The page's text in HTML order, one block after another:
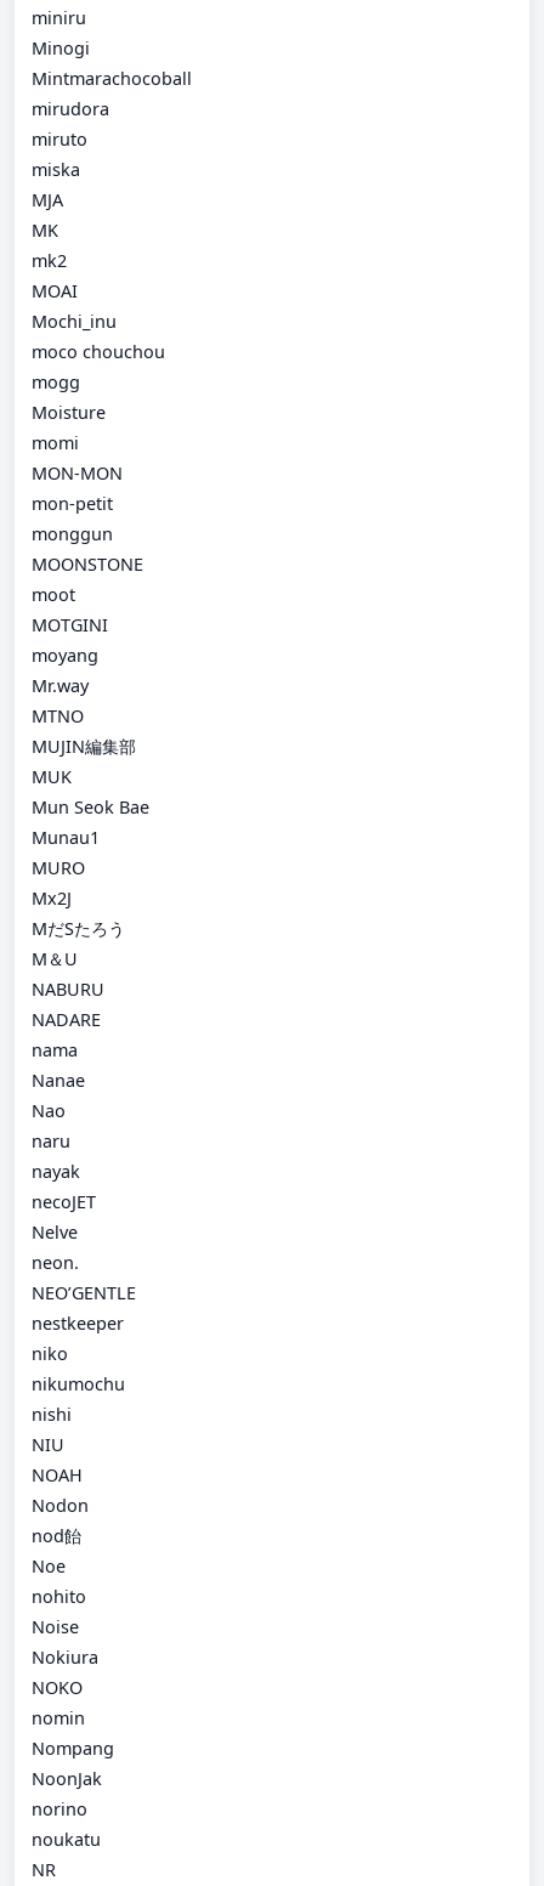
miniru
Minogi
Mintmarachocoball
mirudora
miruto
miska
MJA
MK
mk2
MOAI
Mochi_inu
moco chouchou
mogg
Moisture
momi
MON-MON
mon-petit
monggun
MOONSTONE
moot
MOTGINI
moyang
Mr.way
MTNO
MUJIN編集部
MUK
Mun Seok Bae
Munau1
MURO
Mx2J
MだSたろう
M＆U
NABURU
NADARE
nama
Nanae
Nao
naru
nayak
necoJET
Nelve
neon.
NEO’GENTLE
nestkeeper
niko
nikumochu
nishi
NIU
NOAH
Nodon
nod飴
Noe
nohito
Noise
Nokiura
NOKO
nomin
Nompang
NoonJak
norino
noukatu
NR